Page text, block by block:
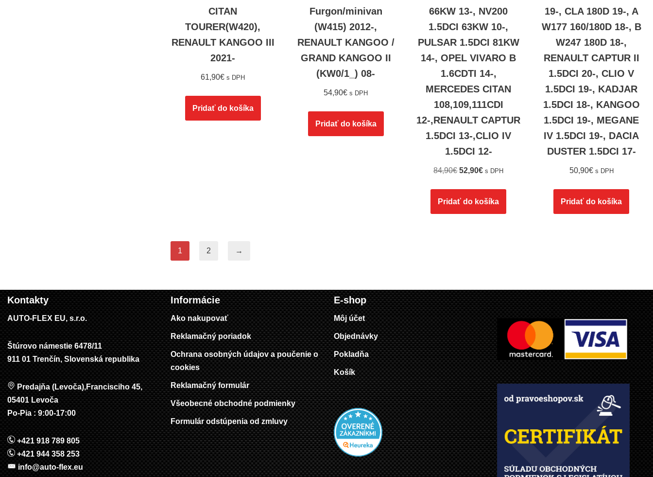
CITAN
TOURER(W420),
RENAULT KANGOO III
2021-
61,90€ s DPH
Pridať do košíka
Furgon/minivan
(W415) 2012-,
RENAULT KANGOO /
GRAND KANGOO II
(KW0/1_) 08-
54,90€ s DPH
Pridať do košíka
66KW 13-, NV200
1.5DCI 63KW 10-,
PULSAR 1.5DCI 81KW
14-, OPEL VIVARO B
1.6CDTI 14-,
MERCEDES CITAN
108,109,111CDI
12-,RENAULT CAPTUR
1.5DCI 13-,CLIO IV
1.5DCI 12-
84,90€ 52,90€ s DPH
Pridať do košíka
19-, CLA 180D 19-, A
W177 160/180D 18-, B
W247 180D 18-,
RENAULT CAPTUR II
1.5DCI 20-, CLIO V
1.5DCI 19-, KADJAR
1.5DCI 18-, KANGOO
1.5DCI 19-, MEGANE
IV 1.5DCI 19-, DACIA
DUSTER 1.5DCI 17-
50,90€ s DPH
Pridať do košíka
1 2 →
Kontakty
AUTO-FLEX EU, s.r.o.
Štúrovo námestie 6478/11
911 01 Trenčín, Slovenská republika
Predajňa (Levoča),Francisciho 45,
05401 Levoča
Po-Pia : 9:00-17:00
+421 918 789 805
+421 944 358 253
info@auto-flex.eu
Informácie
Ako nakupovať
Reklamačný poriadok
Ochrana osobných údajov a poučenie o
cookies
Reklamačný formulár
Všeobecné obchodné podmienky
Formulár odstúpenia od zmluvy
E-shop
Môj účet
Objednávky
Pokladňa
Košík